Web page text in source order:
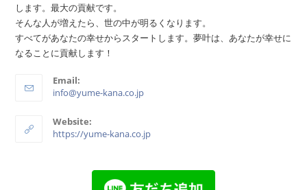
します。最大の貢献です。
そんな人が増えたら、世の中が明るくなります。
すべてがあなたの幸せからスタートします。夢叶は、あなたが幸せに
なることに貢献します！
Email:
info@yume-kana.co.jp
Website:
https://yume-kana.co.jp